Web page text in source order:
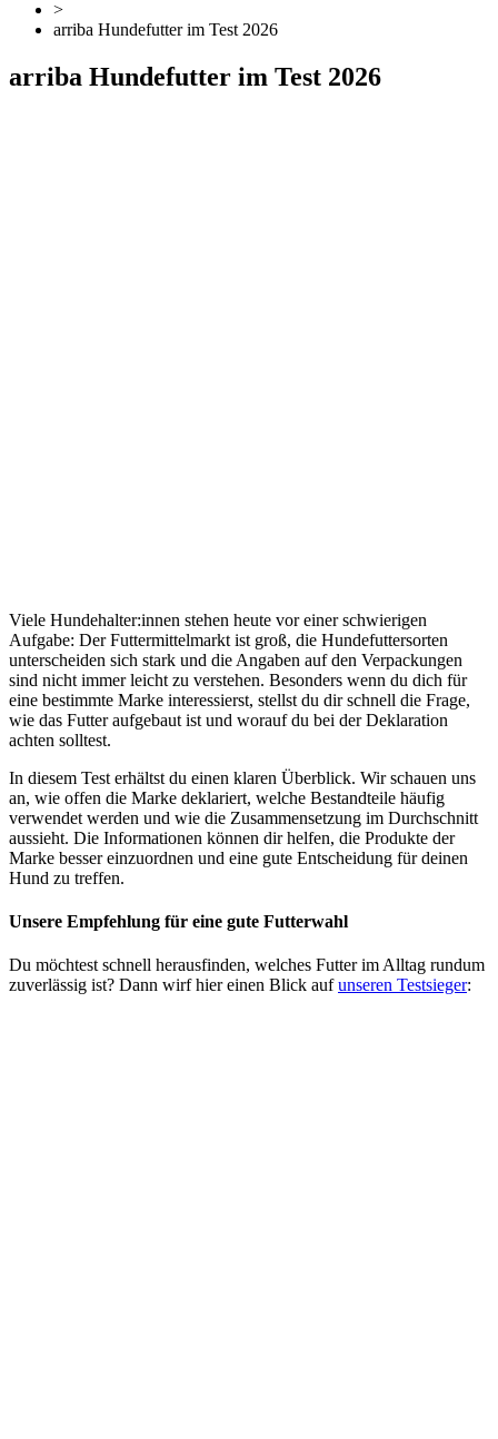
>
arriba Hundefutter im Test 2026
arriba Hundefutter im Test 2026
Viele Hundehalter:innen stehen heute vor einer schwierigen
Aufgabe: Der Futtermittelmarkt ist groß, die Hundefuttersorten
unterscheiden sich stark und die Angaben auf den Verpackungen
sind nicht immer leicht zu verstehen. Besonders wenn du dich für
eine bestimmte Marke interessierst, stellst du dir schnell die Frage,
wie das Futter aufgebaut ist und worauf du bei der Deklaration
achten solltest.
In diesem Test erhältst du einen klaren Überblick. Wir schauen uns
an, wie offen die Marke deklariert, welche Bestandteile häufig
verwendet werden und wie die Zusammensetzung im Durchschnitt
aussieht. Die Informationen können dir helfen, die Produkte der
Marke besser einzuordnen und eine gute Entscheidung für deinen
Hund zu treffen.
Unsere Empfehlung für eine gute Futterwahl
Du möchtest schnell herausfinden, welches Futter im Alltag rundum
zuverlässig ist? Dann wirf hier einen Blick aufunseren Testsieger: